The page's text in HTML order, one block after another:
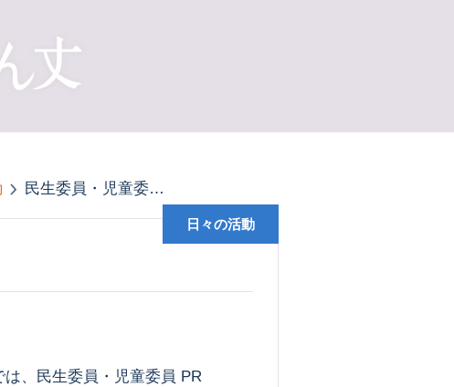
民生委員・児童委員 PR展
日々の活動
、民生委員・児童委員 PR